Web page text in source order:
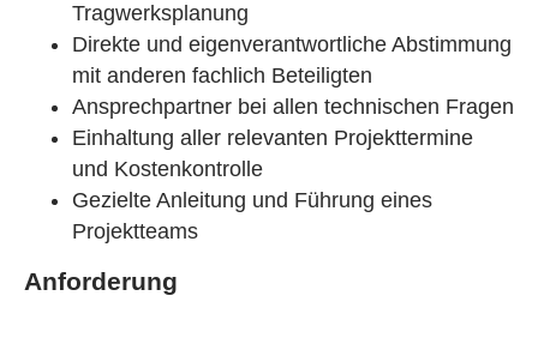
Tragwerksplanung
Direkte und eigenverantwortliche Abstimmung
mit anderen fachlich Beteiligten
Ansprechpartner bei allen technischen Fragen
Einhaltung aller relevanten Projekttermine
und Kostenkontrolle
Gezielte Anleitung und Führung eines
Projektteams
Anforderung